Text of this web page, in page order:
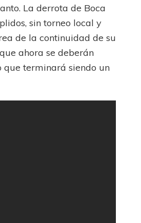
La derrota de Boca
sin torneo local y
de la continuidad de su
ahora se deberán
que terminará siendo un
UEFA CHAMPIONS LEAGUE
PSG celebró el bicampeonato